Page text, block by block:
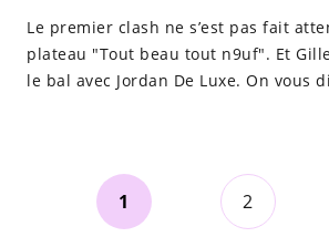
Le premier clash ne s’est pas fait
plateau "Tout beau tout n9uf". Et
le bal avec Jordan De Luxe. On vous
1 2